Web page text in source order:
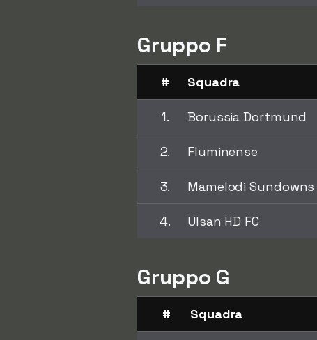
Gruppo F
# Squadra
1. Borussia Dortmund
2. Fluminense
3. Mamelodi Sundowns
4. Ulsan HD FC
Gruppo G
# Squadra